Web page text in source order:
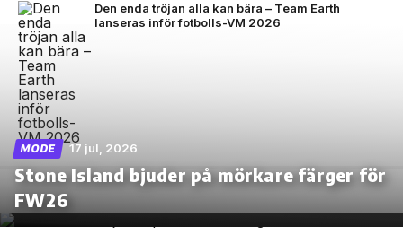
Den enda tröjan alla kan bära – Team Earth
lanseras inför fotbolls-VM 2026
MODE 17 jul, 2026
Stone Island bjuder på mörkare färger för
FW26